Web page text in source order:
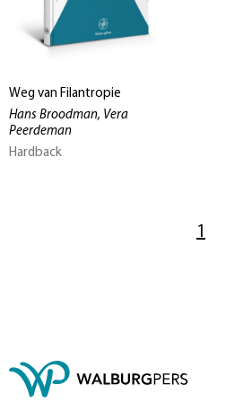
Weg van Filantropie
Hans Broodman, Vera
Peerdeman
Hardback
1